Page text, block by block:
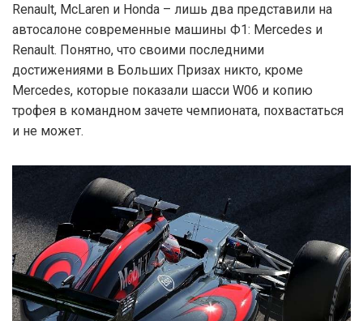
Renault, McLaren и Honda – лишь два представили на
автосалоне современные машины Ф1: Mercedes и
Renault. Понятно, что своими последними
достижениями в Больших Призах никто, кроме
Mercedes, которые показали шасси W06 и копию
трофея в командном зачете чемпионата, похвастаться
и не может.